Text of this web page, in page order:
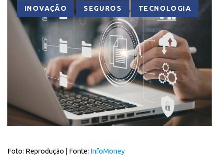
INOVAÇÃO , SEGUROS , TECNOLOGIA
Foto: Reprodução | Fonte: InfoMoney